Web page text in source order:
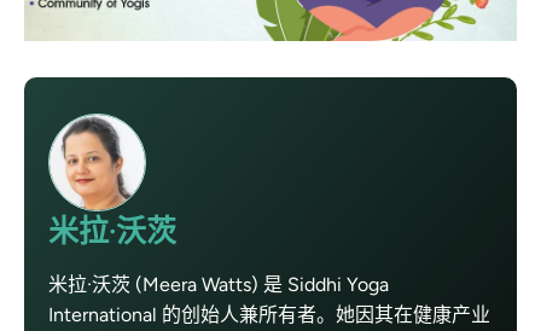
米拉·沃茨
米拉·沃茨 (Meera Watts) 是 Siddhi Yoga
International 的创始人兼所有者。她因其在健康产业